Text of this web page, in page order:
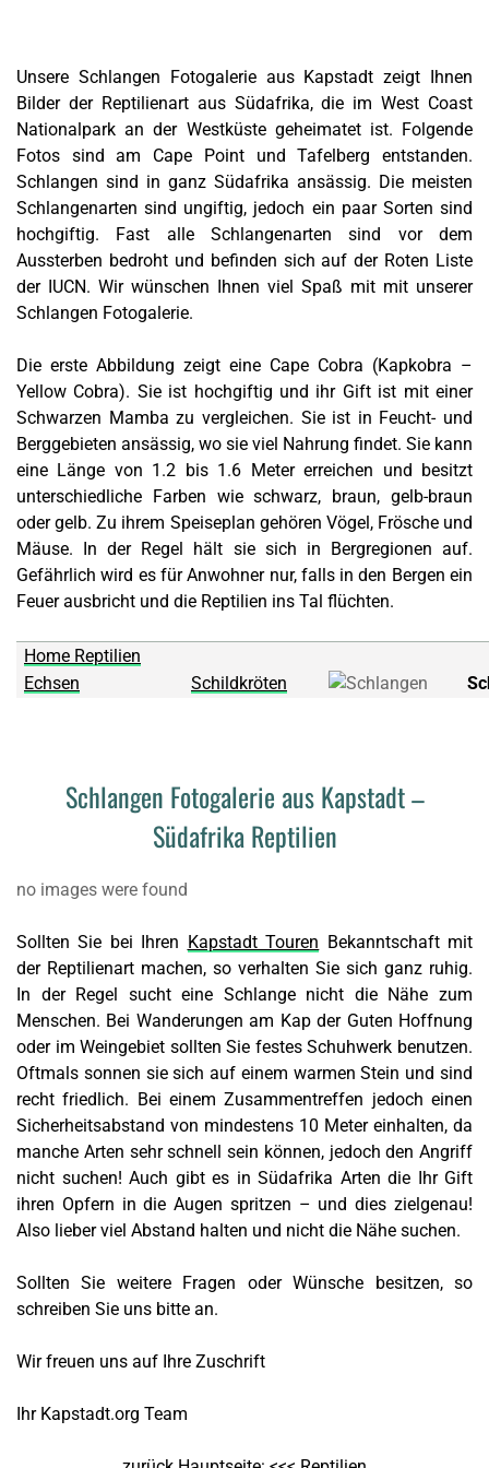
Unsere Schlangen Fotogalerie aus Kapstadt zeigt Ihnen
Bilder der Reptilienart aus Südafrika, die im West Coast
Nationalpark an der Westküste geheimatet ist. Folgende
Fotos sind am Cape Point und Tafelberg entstanden.
Schlangen sind in ganz Südafrika ansässig. Die meisten
Schlangenarten sind ungiftig, jedoch ein paar Sorten sind
hochgiftig. Fast alle Schlangenarten sind vor dem
Aussterben bedroht und befinden sich auf der Roten Liste
der IUCN. Wir wünschen Ihnen viel Spaß mit mit unserer
Schlangen Fotogalerie.
Die erste Abbildung zeigt eine Cape Cobra (Kapkobra –
Yellow Cobra). Sie ist hochgiftig und ihr Gift ist mit einer
Schwarzen Mamba zu vergleichen. Sie ist in Feucht- und
Berggebieten ansässig, wo sie viel Nahrung findet. Sie kann
eine Länge von 1.2 bis 1.6 Meter erreichen und besitzt
unterschiedliche Farben wie schwarz, braun, gelb-braun
oder gelb. Zu ihrem Speiseplan gehören Vögel, Frösche und
Mäuse. In der Regel hält sie sich in Bergregionen auf.
Gefährlich wird es für Anwohner nur, falls in den Bergen ein
Feuer ausbricht und die Reptilien ins Tal flüchten.
Home Reptilien
Echsen
Schildkröten
Schlangen Fotogalerie aus Kapstadt –
Südafrika Reptilien
no images were found
Sollten Sie bei Ihren Kapstadt Touren Bekanntschaft mit
der Reptilienart machen, so verhalten Sie sich ganz ruhig.
In der Regel sucht eine Schlange nicht die Nähe zum
Menschen. Bei Wanderungen am Kap der Guten Hoffnung
oder im Weingebiet sollten Sie festes Schuhwerk benutzen.
Oftmals sonnen sie sich auf einem warmen Stein und sind
recht friedlich. Bei einem Zusammentreffen jedoch einen
Sicherheitsabstand von mindestens 10 Meter einhalten, da
manche Arten sehr schnell sein können, jedoch den Angriff
nicht suchen! Auch gibt es in Südafrika Arten die Ihr Gift
ihren Opfern in die Augen spritzen – und dies zielgenau!
Also lieber viel Abstand halten und nicht die Nähe suchen.
Sollten Sie weitere Fragen oder Wünsche besitzen, so
schreiben Sie uns bitte an.
Wir freuen uns auf Ihre Zuschrift
Ihr Kapstadt.org Team